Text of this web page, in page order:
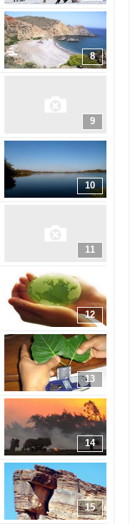
8
9
10
11
12
13
14
15